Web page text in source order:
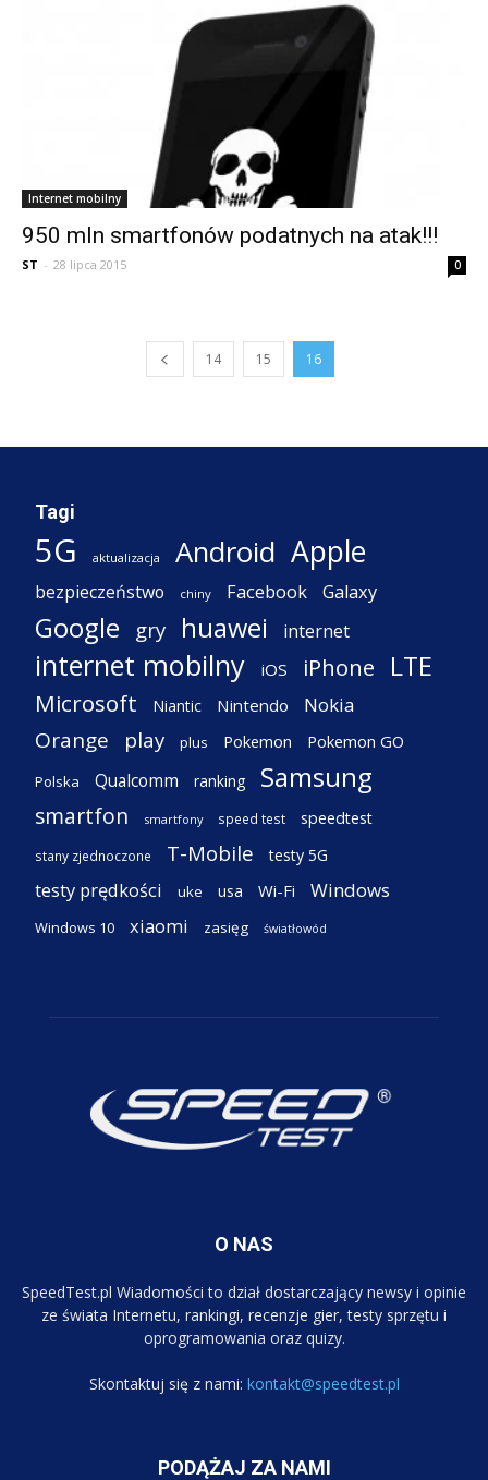
Internet mobilny
950 mln smartfonów podatnych na atak!!!
ST - 28 lipca 2015 0
14 15 16
Tagi
5G aktualizacja Android Apple
bezpieczeństwo chiny Facebook Galaxy
Google gry huawei internet
internet mobilny iOS iPhone LTE
Microsoft Niantic Nintendo Nokia
Orange play plus Pokemon Pokemon GO
Polska Qualcomm ranking Samsung
smartfon smartfony speed test speedtest
stany zjednoczone T-Mobile testy 5G
testy prędkości uke usa Wi-Fi Windows
Windows 10 xiaomi zasięg światłowód
O NAS
SpeedTest.pl Wiadomości to dział dostarczający newsy i opinie
ze świata Internetu, rankingi, recenzje gier, testy sprzętu i
oprogramowania oraz quizy.
Skontaktuj się z nami: kontakt@speedtest.pl
PODĄŻAJ ZA NAMI